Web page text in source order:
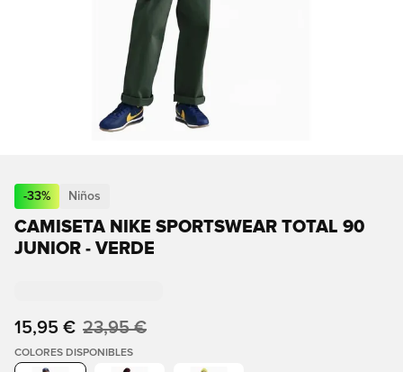
-33% Niños
CAMISETA NIKE SPORTSWEAR TOTAL 90
JUNIOR - VERDE
15,95 € 23,95 €
COLORES DISPONIBLES